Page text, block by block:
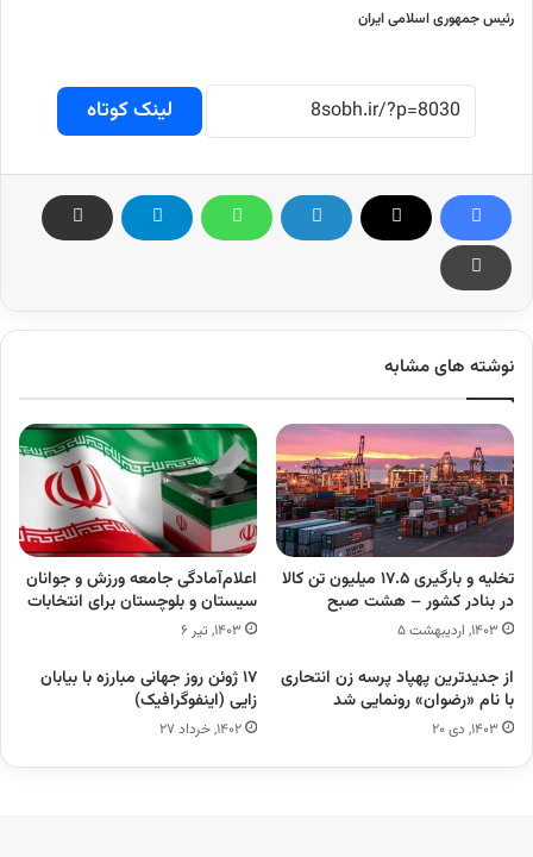
رئیس جمهوری اسلامی ایران
لینک کوتاه
نوشته های مشابه
تخلیه‌ و بارگیری ۱۷.۵ میلیون تن کالا
در بنادر کشور – هشت صبح
۱۴۰۳, اردیبهشت ۵
اعلام‌آمادگی جامعه ورزش و جوانان
سیستان و بلوچستان برای انتخابات
۱۴۰۳, تیر ۶
از جدیدترین پهپاد پرسه زن انتحاری
با نام «رضوان» رونمایی شد
۱۴۰۳, دی ۲۰
۱۷ ژوئن روز جهانی مبارزه با بیابان
زایی (اینفوگرافیک)
۱۴۰۲, خرداد ۲۷